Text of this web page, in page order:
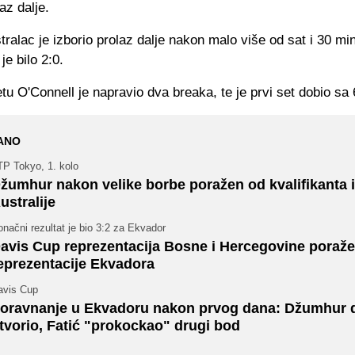
dalje.
je izborio prolaz dalje nakon malo više od sat i 30
bilo 2:0.
O'Connell je napravio dva breaka, te je prvi set dobio sa
Tokyo, 1. kolo
nakon velike borbe poražen od kvalifikanta
rezultat je bio 3:2 za Ekvador
Cup reprezentacija Bosne i Hercegovine
Ekvadora
Cup
u Ekvadoru nakon prvog dana: Džumhur
Fatić "prokockao" drugi bod